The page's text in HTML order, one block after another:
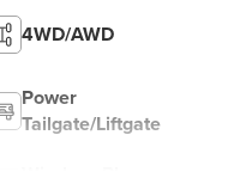
4WD/AWD
Power
Tailgate/Liftgate